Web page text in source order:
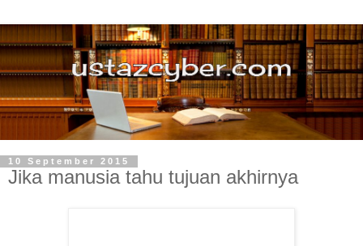
10 September 2015
Jika manusia tahu tujuan akhirnya